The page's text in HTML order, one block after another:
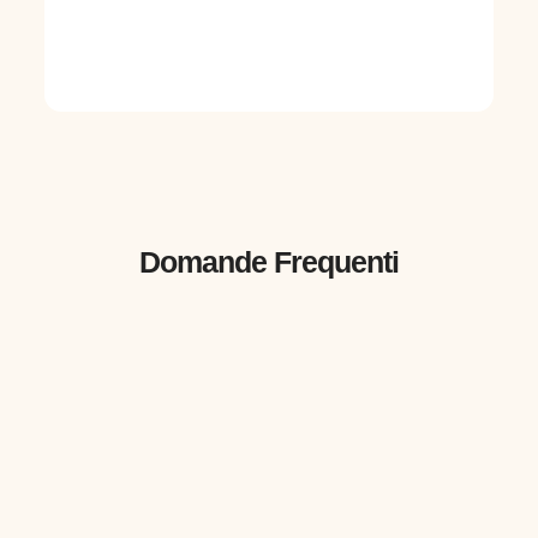
Domande Frequenti